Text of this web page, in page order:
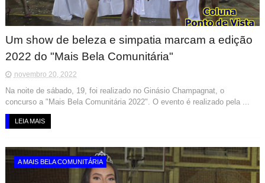
Um show de beleza e simpatia marcam a edição
2022 do "Mais Bela Comunitária"
novembro 20, 2022
Na noite de sábado, 19, foi realizado no Ginásio Champagnat, o
concurso a "Mais Bela Comunitária 2022". O evento é realizado pela ...
LEIA MAIS
A MAIS BELA COMUNITÁRIA